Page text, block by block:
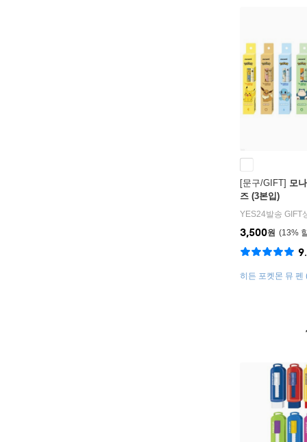
[문구/GIFT] 모
즈 (3본입)
YES24발송 GIFT
13%
3,500원
히든 포켓몬 뮤 펜